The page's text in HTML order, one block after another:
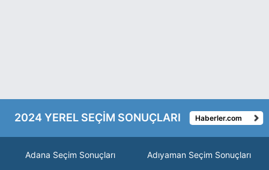
2024 YEREL SEÇİM SONUÇLARI Haberler.com
Adana Seçim Sonuçları
Adıyaman Seçim Sonuçları